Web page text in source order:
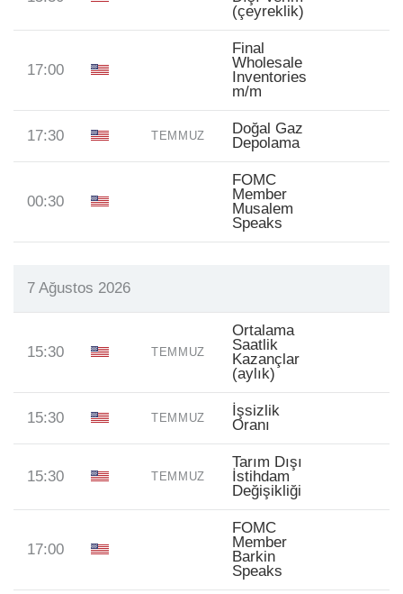
(çeyreklik)
17:00
Final
Wholesale
Inventories
m/m
17:30 TEMMUZ
Doğal Gaz
Depolama
00:30
FOMC
Member
Musalem
Speaks
7 Ağustos 2026
15:30 TEMMUZ
Ortalama
Saatlik
Kazançlar
(aylık)
15:30 TEMMUZ
İşsizlik
Oranı
15:30 TEMMUZ
Tarım Dışı
İstihdam
Değişikliği
17:00
FOMC
Member
Barkin
Speaks